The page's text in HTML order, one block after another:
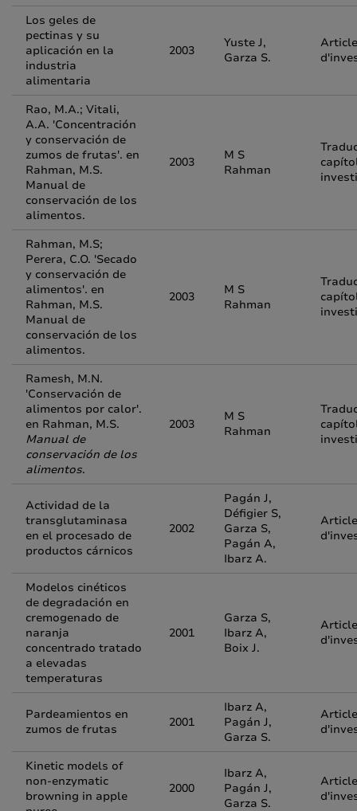
Los geles de
pectinas y su
aplicación en la
industria
alimentaria
2003
Yuste J,
Garza S.
Article
Rao, M.A.; Vitali,
A.A. 'Concentración
y conservación de
zumos de frutas'. en
Rahman, M.S.
Manual de
conservación de los
alimentos.
2003
M S
Rahman
Rahman, M.S;
Perera, C.O. 'Secado
y conservación de
alimentos'. en
Rahman, M.S.
Manual de
conservación de los
alimentos.
2003
M S
Rahman
Ramesh, M.N.
'Conservación de
alimentos por calor'.
en Rahman, M.S.
Manual de
conservación de los
alimentos.
2003
M S
Rahman
Actividad de la
transglutaminasa
en el procesado de
productos cárnicos
2002
Pagán J,
Défigier S,
Garza S,
Pagán A,
Ibarz A.
Article
Modelos cinéticos
de degradación en
cremogenado de
naranja
concentrado tratado
a elevadas
temperaturas
2001
Garza S,
Ibarz A,
Boix J.
Article
Pardeamientos en
zumos de frutas
2001
Ibarz A,
Pagán J,
Garza S.
Article
Kinetic models of
non-enzymatic
browning in apple
2000
Ibarz A,
Pagán J,
Garza S.
Article